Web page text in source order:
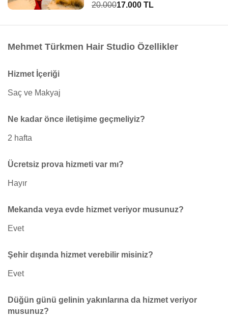
20.00017.000 TL
Mehmet Türkmen Hair Studio Özellikler
Hizmet İçeriği
Saç ve Makyaj
Ne kadar önce iletişime geçmeliyiz?
2 hafta
Ücretsiz prova hizmeti var mı?
Hayır
Mekanda veya evde hizmet veriyor musunuz?
Evet
Şehir dışında hizmet verebilir misiniz?
Evet
Düğün günü gelinin yakınlarına da hizmet veriyor
musunuz?